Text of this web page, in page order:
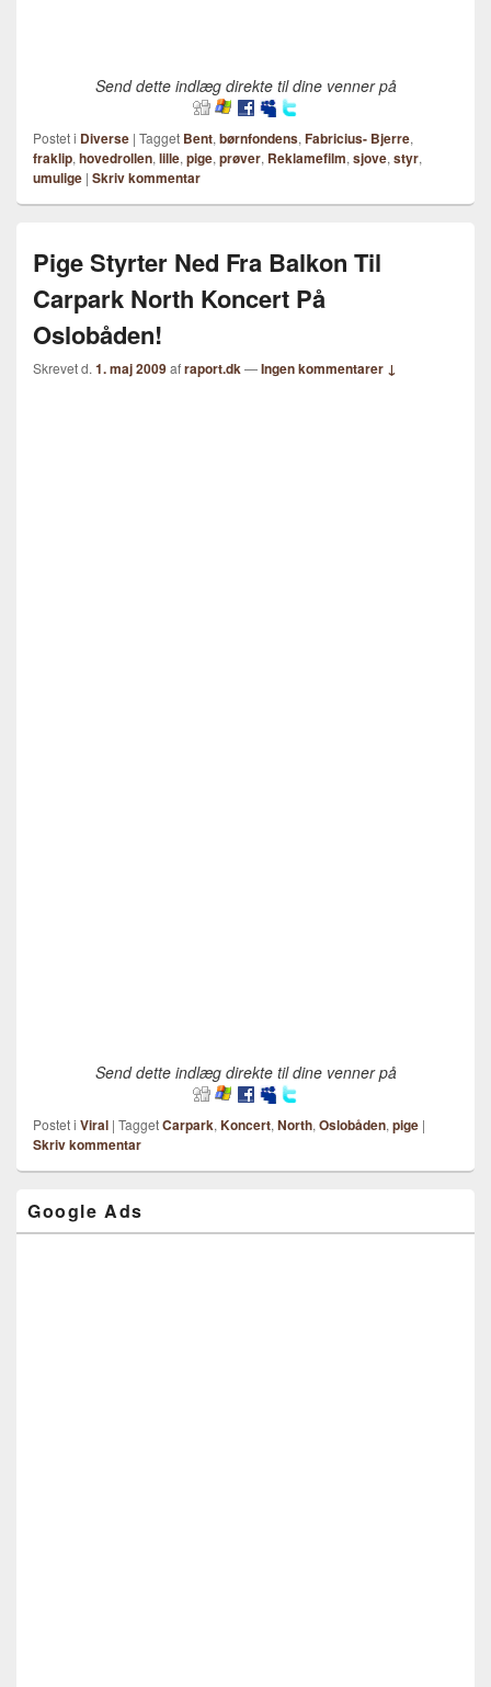
Send dette indlæg direkte til dine venner på
Postet i Diverse | Tagget Bent, børnfondens, Fabricius- Bjerre,
fraklip, hovedrollen, lille, pige, prøver, Reklamefilm, sjove, styr,
umulige | Skriv kommentar
Pige Styrter Ned Fra Balkon Til
Carpark North Koncert På
Oslobåden!
Skrevet d. 1. maj 2009afraport.dk—Ingen kommentarer ↓
Send dette indlæg direkte til dine venner på
Postet i Viral | TaggetCarpark, Koncert, North, Oslobåden, pige |
Skriv kommentar
Google Ads